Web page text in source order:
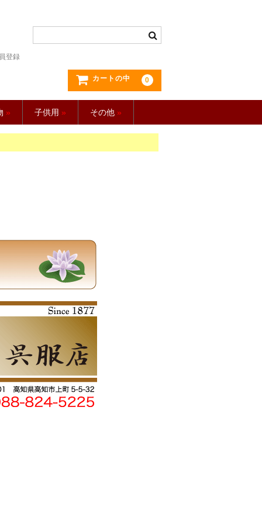
登録
カートの中 0
» 子供用 » その他 »